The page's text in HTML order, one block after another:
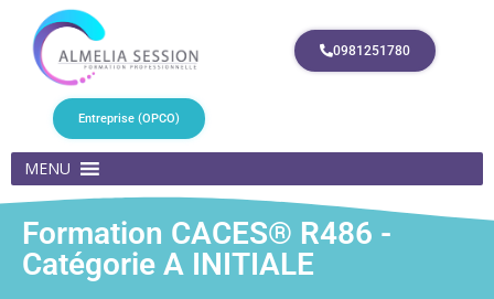
0981251780
Entreprise (OPCO)
MENU
Formation CACES® R486 -
Catégorie A INITIALE